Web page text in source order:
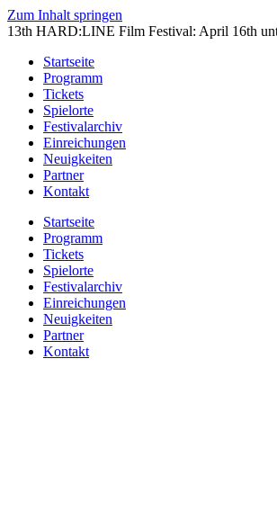
Zum Inhalt springen
13th HARD:LINE Film Festival: April 16th
Startseite
Programm
Tickets
Spielorte
Festivalarchiv
Einreichungen
Neuigkeiten
Partner
Kontakt
Startseite
Programm
Tickets
Spielorte
Festivalarchiv
Einreichungen
Neuigkeiten
Partner
Kontakt